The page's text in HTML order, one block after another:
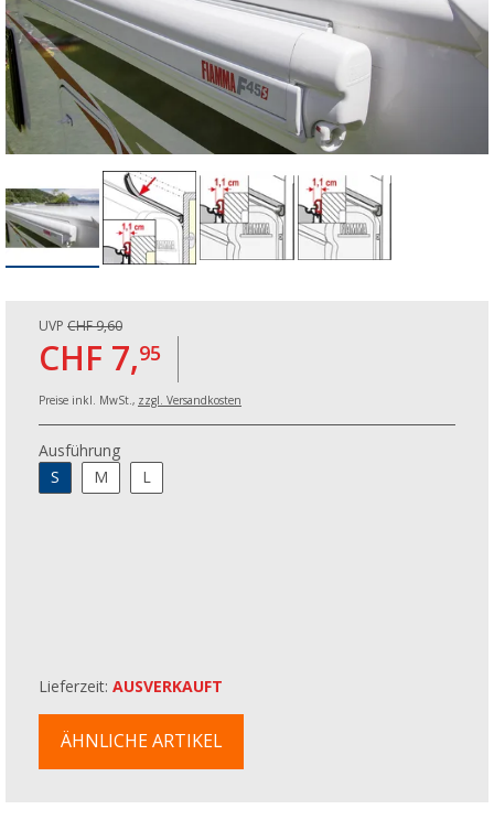
UVP CHF 9,60
CHF 7,95
Preise inkl. MwSt., zzgl. Versandkosten
Ausführung
S
M L
Lieferzeit: AUSVERKAUFT
ÄHNLICHE ARTIKEL